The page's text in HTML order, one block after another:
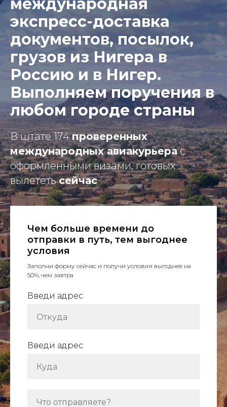
международная
экспресс-доставка
документов, посылок,
грузов из Нигера в
Россию и в Нигер.
Выполняем поручения в
любом городе страны
В штате 174проверенных
международных авиакурьерас
оформленными визами, готовых
вылететьсейчас
Чем больше времени до
отправки в путь, тем выгоднее
условия
Заполни форму сейчас и получи условия выгоднее на
50%, чем завтра
Введи адрес
Введи адрес